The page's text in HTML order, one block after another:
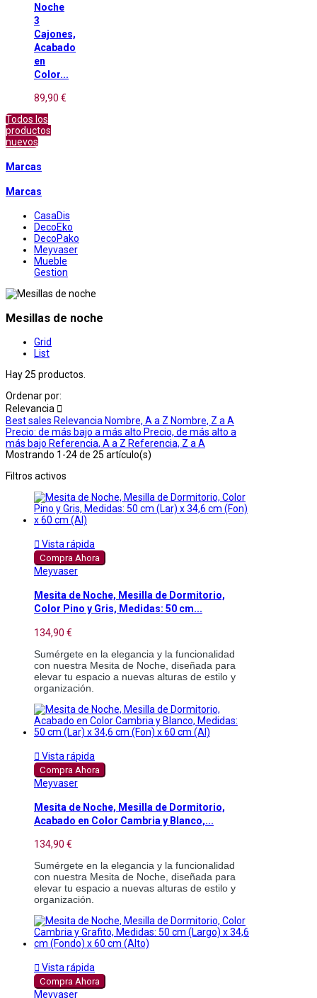
Noche
3
Cajones,
Acabado
en
Color...
89,90 €
Todos los
productos
nuevos
Marcas
Marcas
CasaDis
DecoEko
DecoPako
Meyvaser
Mueble
Gestion
Mesillas de noche
Grid
List
Hay 25 productos.
Ordenar por:
Relevancia 
Best sales Relevancia Nombre, A a Z Nombre, Z a A
Precio: de más bajo a más alto Precio, de más alto a
más bajo Referencia, A a Z Referencia, Z a A
Mostrando 1-24 de 25 artículo(s)
Filtros activos
 Vista rápida
Compra Ahora
Meyvaser
Mesita de Noche, Mesilla de Dormitorio,
Color Pino y Gris, Medidas: 50 cm...
134,90 €
Sumérgete en la elegancia y la funcionalidad
con nuestra Mesita de Noche, diseñada para
elevar tu espacio a nuevas alturas de estilo y
organización.
 Vista rápida
Compra Ahora
Meyvaser
Mesita de Noche, Mesilla de Dormitorio,
Acabado en Color Cambria y Blanco,...
134,90 €
Sumérgete en la elegancia y la funcionalidad
con nuestra Mesita de Noche, diseñada para
elevar tu espacio a nuevas alturas de estilo y
organización.
 Vista rápida
Compra Ahora
Meyvaser